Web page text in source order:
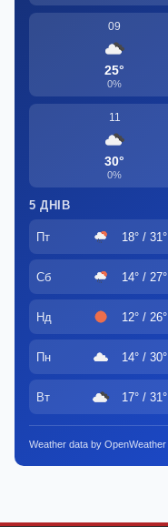
09
25°
0%
11
30°
0%
5 ДНІВ
Пт 18° / 31°
Сб 14° / 27°
Нд 12° / 26°
Пн 14° / 30°
Вт 17° / 31°
Weather data by OpenWeather